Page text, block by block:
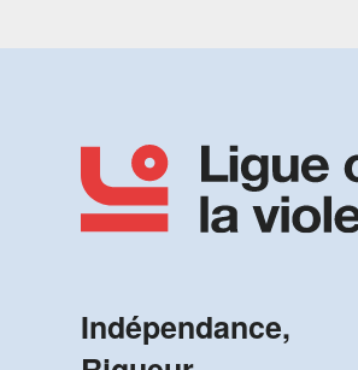
Indépendance,